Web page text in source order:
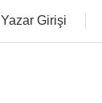
Yazar Girişi